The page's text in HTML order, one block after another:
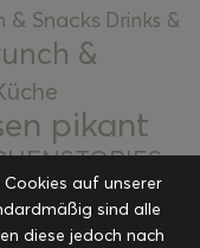
& Snacks Drinks &
&
pikant
Kuchen und
&
auf unserer
sind alle
diese jedoch nach